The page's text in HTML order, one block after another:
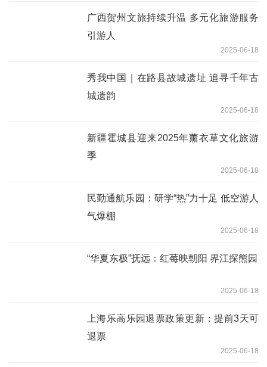
广西贺州文旅持续升温 多元化旅游服务
引游人
2025-06-18
秀我中国｜在路县故城遗址 追寻千年古
城遗韵
2025-06-18
新疆霍城县迎来2025年薰衣草文化旅游
季
2025-06-18
民勤通航乐园：研学“热”力十足 低空游人
气爆棚
2025-06-18
“华夏东极”抚远：红莓映朝阳 界江探熊园
2025-06-18
上海乐高乐园退票政策更新：提前3天可
退票
2025-06-18